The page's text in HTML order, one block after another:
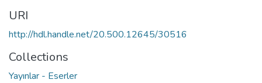
URI
http://hdl.handle.net/20.500.12645/30516
Collections
Yayınlar - Eserler